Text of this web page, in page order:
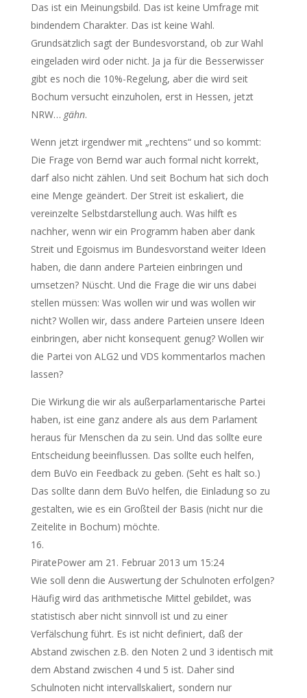
Das ist ein Meinungsbild. Das ist keine Umfrage mit
bindendem Charakter. Das ist keine Wahl.
Grundsätzlich sagt der Bundesvorstand, ob zur Wahl
eingeladen wird oder nicht. Ja ja für die Besserwisser
gibt es noch die 10%-Regelung, aber die wird seit
Bochum versucht einzuholen, erst in Hessen, jetzt
NRW… gähn.
Wenn jetzt irgendwer mit „rechtens“ und so kommt:
Die Frage von Bernd war auch formal nicht korrekt,
darf also nicht zählen. Und seit Bochum hat sich doch
eine Menge geändert. Der Streit ist eskaliert, die
vereinzelte Selbstdarstellung auch. Was hilft es
nachher, wenn wir ein Programm haben aber dank
Streit und Egoismus im Bundesvorstand weiter Ideen
haben, die dann andere Parteien einbringen und
umsetzen? Nüscht. Und die Frage die wir uns dabei
stellen müssen: Was wollen wir und was wollen wir
nicht? Wollen wir, dass andere Parteien unsere Ideen
einbringen, aber nicht konsequent genug? Wollen wir
die Partei von ALG2 und VDS kommentarlos machen
lassen?
Die Wirkung die wir als außerparlamentarische Partei
haben, ist eine ganz andere als aus dem Parlament
heraus für Menschen da zu sein. Und das sollte eure
Entscheidung beeinflussen. Das sollte euch helfen,
dem BuVo ein Feedback zu geben. (Seht es halt so.)
Das sollte dann dem BuVo helfen, die Einladung so zu
gestalten, wie es ein Großteil der Basis (nicht nur die
Zeitelite in Bochum) möchte.
PiratePower am 21. Februar 2013 um 15:24
Wie soll denn die Auswertung der Schulnoten erfolgen?
Häufig wird das arithmetische Mittel gebildet, was
statistisch aber nicht sinnvoll ist und zu einer
Verfälschung führt. Es ist nicht definiert, daß der
Abstand zwischen z.B. den Noten 2 und 3 identisch mit
dem Abstand zwischen 4 und 5 ist. Daher sind
Schulnoten nicht intervallskaliert, sondern nur